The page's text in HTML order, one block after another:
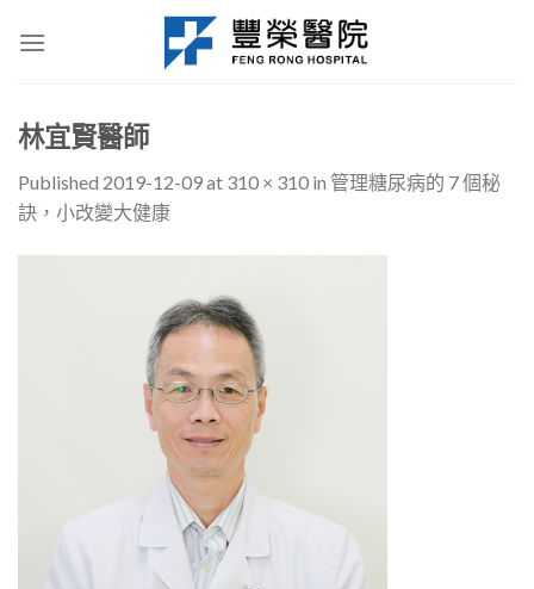
林宜賢醫師
Published 2019-12-09at 310 × 310 in 管理糖尿病的 7 個秘
訣，小改變大健康